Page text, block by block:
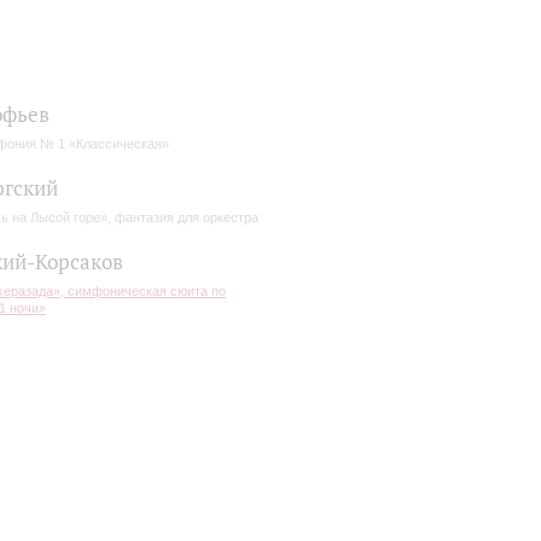
№ 1 «Классическая»
на Лысой горе», фантазия для оркестра
Корсаков
симфоническая сюита по
ночи»